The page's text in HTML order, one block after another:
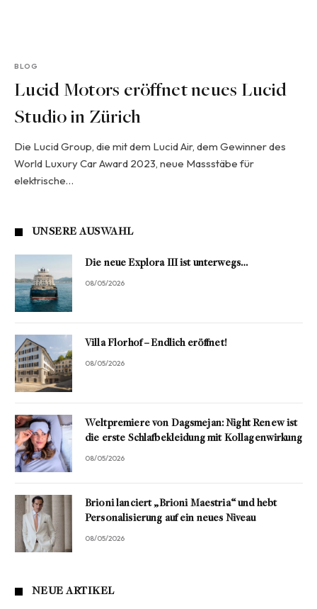
BLOG
Lucid Motors eröffnet neues Lucid
Studio in Zürich
Die Lucid Group, die mit dem Lucid Air, dem Gewinner des
World Luxury Car Award 2023, neue Massstäbe für
elektrische…
UNSERE AUSWAHL
Die neue Explora III ist unterwegs…
08/05/2026
Villa Florhof – Endlich eröffnet!
08/05/2026
Weltpremiere von Dagsmejan: Night Renew ist
die erste Schlafbekleidung mit Kollagenwirkung
08/05/2026
Brioni lanciert „Brioni Maestria“ und hebt
Personalisierung auf ein neues Niveau
08/05/2026
NEUE ARTIKEL